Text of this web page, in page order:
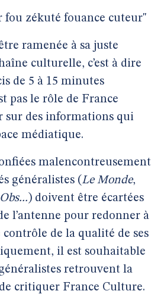
fou zékuté fouance cuteur"
ramenée à sa juste
culturelle, c’est à dire
de 5 à 15 minutes
pas le rôle de France
sur des informations qui
médiatique.
malencontreusement
généralistes (Le Monde,
) doivent être écartées
l’antenne pour redonner à
de la qualité de ses
il est souhaitable
retrouvent la
critiquer France Culture.